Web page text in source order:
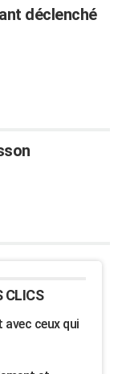
déclenché
CLICS
ceux qui